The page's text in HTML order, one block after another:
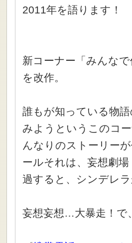
2011年を語ります！
新コーナー「みんな
を改作。
誰もが知っている物
みようというこのコ
んなりのストーリー
ールそれは、妄想劇
過すると、シンデレ
妄想妄想…大暴走！で